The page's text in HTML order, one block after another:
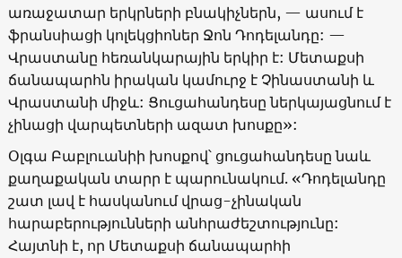
առաջատար երկրների բնակիչներն, — ասում է
ֆրանսիացի կոլեկցիոներ Ջոն Դոդելանդը: —
Վրաստանը հեռանկարային երկիր է: Մետաքսի
ճանապարհն իրական կամուրջ է Չինաստանի և
Վրաստանի միջև: Ցուցահանդեսը ներկայացնում է
չինացի վարպետների ազատ խոսքը»:
Օլգա Բաբլուանիի խոսքով՝ ցուցահանդեսը նաև
քաղաքական տարր է պարունակում. «Դոդելանդը
շատ լավ է հասկանում վրաց-չինական
հարաբերությունների անհրաժեշտությունը:
Հայտնի է, որ Մետաքսի ճանապարհի